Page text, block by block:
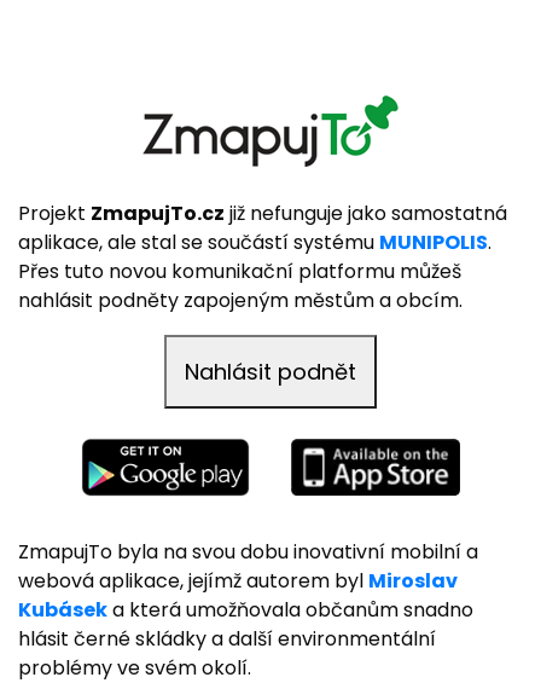
Projekt ZmapujTo.cz již nefunguje jako samostatná
aplikace, ale stal se součástí systému MUNIPOLIS.
Přes tuto novou komunikační platformu můžeš
nahlásit podněty zapojeným městům a obcím.
Nahlásit podnět
ZmapujTo byla na svou dobu inovativní mobilní a
webová aplikace, jejímž autorem byl Miroslav
Kubáseka která umožňovala občanům snadno
hlásit černé skládky a další environmentální
problémy ve svém okolí.